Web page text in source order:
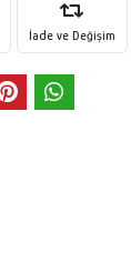
İade ve Değişim